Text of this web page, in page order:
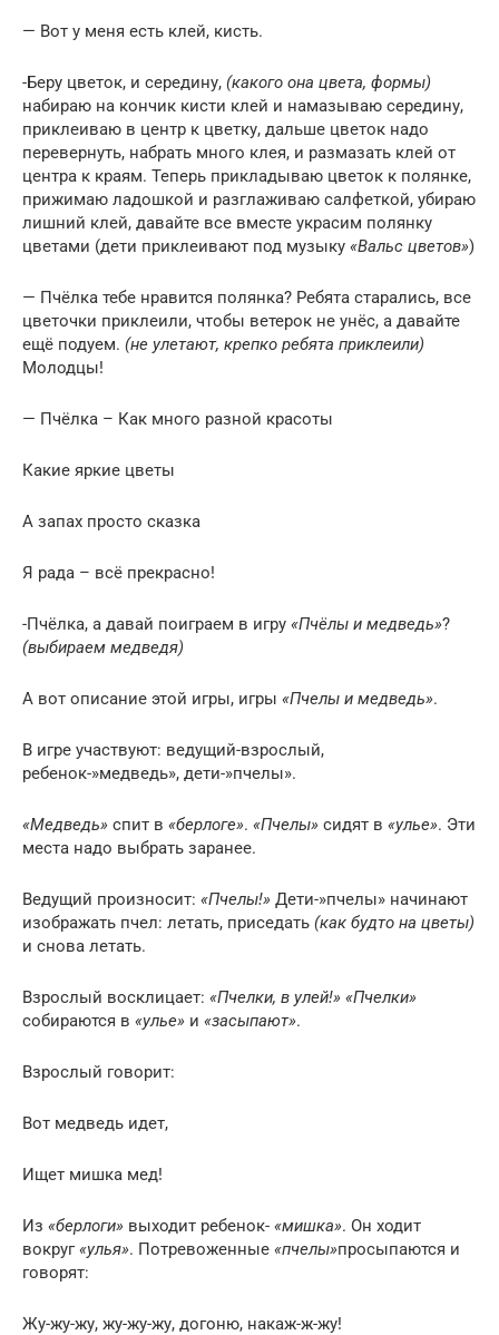
— Вот у меня есть клей, кисть.
-Беру цветок, и середину, (какого она цвета, формы)
набираю на кончик кисти клей и намазываю середину,
приклеиваю в центр к цветку, дальше цветок надо
перевернуть, набрать много клея, и размазать клей от
центра к краям. Теперь прикладываю цветок к полянке,
прижимаю ладошкой и разглаживаю салфеткой, убираю
лишний клей, давайте все вместе украсим полянку
цветами (дети приклеивают под музыку «Вальс цветов»)
— Пчёлка тебе нравится полянка? Ребята старались, все
цветочки приклеили, чтобы ветерок не унёс, а давайте
ещё подуем. (не улетают, крепко ребята приклеили)
Молодцы!
— Пчёлка – Как много разной красоты
Какие яркие цветы
А запах просто сказка
Я рада – всё прекрасно!
-Пчёлка, а давай поиграем в игру «Пчёлы и медведь»?
(выбираем медведя)
А вот описание этой игры, игры «Пчелы и медведь».
В игре участвуют: ведущий-взрослый,
ребенок-»медведь», дети-»пчелы».
«Медведь» спит в «берлоге». «Пчелы» сидят в «улье». Эти
места надо выбрать заранее.
Ведущий произносит: «Пчелы!» Дети-»пчелы» начинают
изображать пчел: летать, приседать (как будто на цветы)
и снова летать.
Взрослый восклицает: «Пчелки, в улей!» «Пчелки»
собираются в «улье» и «засыпают».
Взрослый говорит:
Вот медведь идет,
Ищет мишка мед!
Из «берлоги» выходит ребенок- «мишка». Он ходит
вокруг«улья». Потревоженные «пчелы»просыпаются и
говорят:
Жу-жу-жу, жу-жу-жу, догоню, накаж-ж-жу!